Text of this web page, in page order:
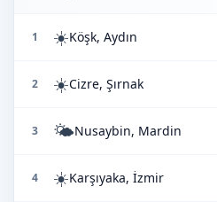
1 ☀️Köşk, Aydın
2 ☀️Cizre, Şırnak
3 🌤️Nusaybin, Mardin
4 ☀️Karşıyaka, İzmir